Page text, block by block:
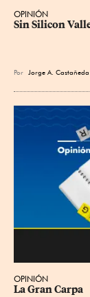
OPINIÓN
Sin Silicon
Por Jorge A.
OPINIÓN
La Gran Carpa